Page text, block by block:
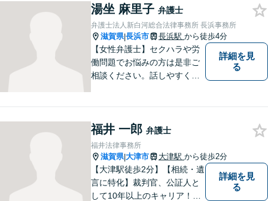
湯坐 麻里子 弁護士
弁護士法人新白河総合法律事務所 長浜事務所
滋賀県|長浜市 長浜駅 から徒歩4分
【女性弁護士】セクハラや労
働問題でお悩みの方は是非ご
相談ください。話しやすく相
詳細を見
る
福井 一郎 弁護士
福井法律事務所
滋賀県|大津市 大津駅 から徒歩2分
【大津駅徒歩2分】【相続・遺
言に特化】裁判官、公証人と
して10年以上のキャリア！親
詳細を見
る